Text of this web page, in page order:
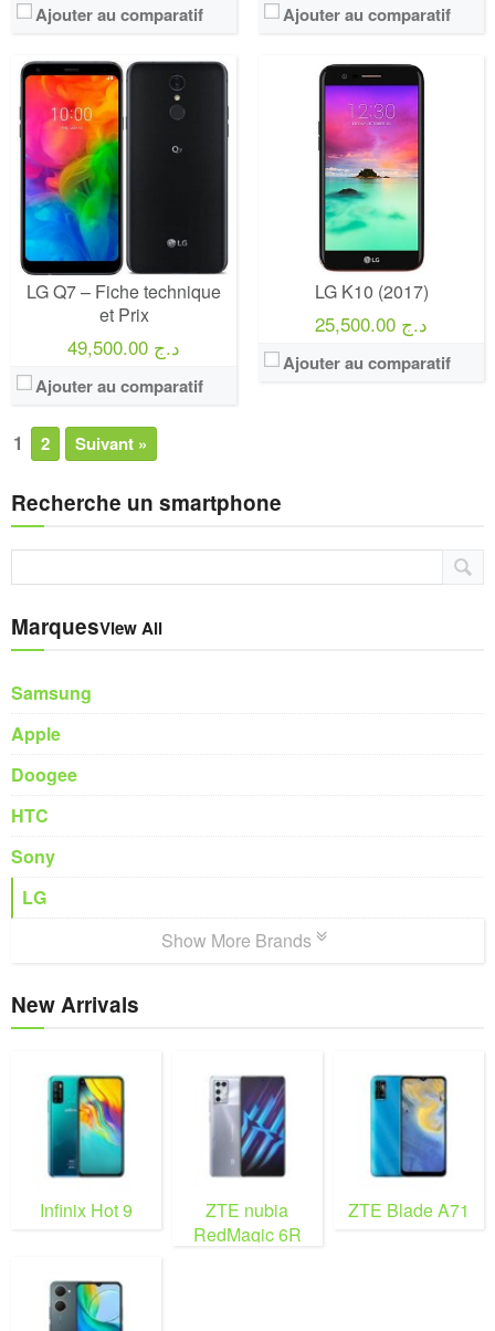
Ajouter au comparatif Ajouter au comparatif
LG Q7 – Fiche technique
et Prix
49,500.00 د.ج
Ajouter au comparatif
LG K10 (2017)
25,500.00 د.ج
Ajouter au comparatif
1 2 Suivant »
Recherche un smartphone
MarquesView All
Samsung
Apple
Doogee
HTC
Sony
LG
Show More Brands
New Arrivals
Infinix Hot 9
ZTE nubia
RedMagic 6R
ZTE Blade A71